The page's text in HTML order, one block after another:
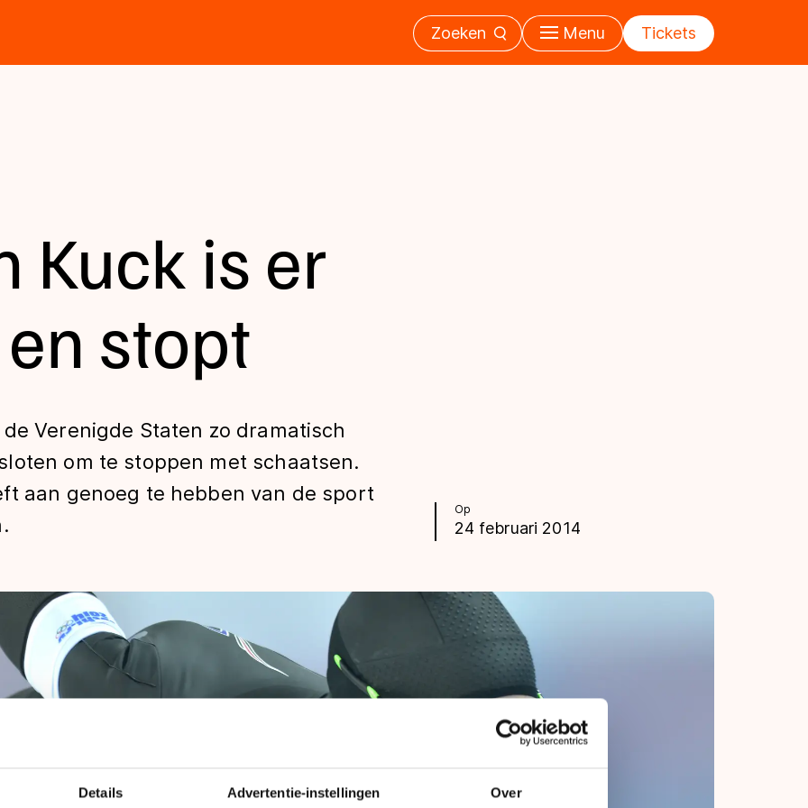
Details Advertentie-instellingen Over
Zoeken Menu Tickets
Op
24 februari 2014
Kuck is er
stopt
Verenigde Staten zo dramatisch
om te stoppen met schaatsen.
aan genoeg te hebben van de sport